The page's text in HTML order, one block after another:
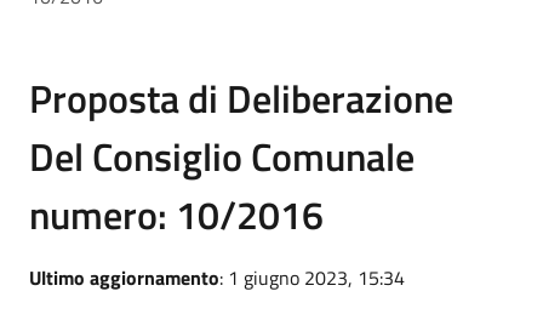
Proposta di Deliberazione
Del Consiglio Comunale
numero: 10/2016
Ultimo aggiornamento: 1 giugno 2023, 15:34